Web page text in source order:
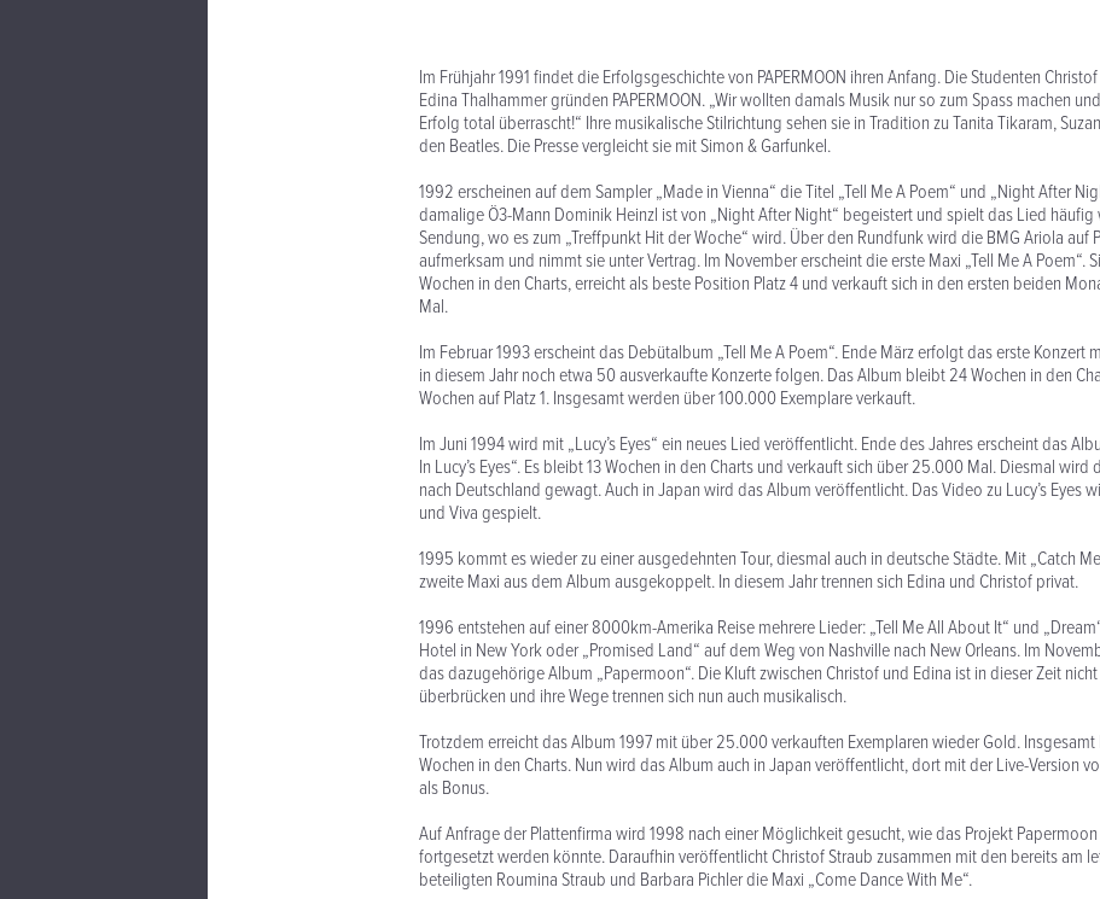
Im Frühjahr 1991 findet die Erfolgsgeschichte von PAPERMOON ihren Anfang. Die Studenten
Edina Thalhammer gründen PAPERMOON. „Wir wollten damals Musik nur so zum Spass machen
Erfolg total überrascht!“ Ihre musikalische Stilrichtung sehen sie in Tradition zu Tanita Tikaram,
den Beatles. Die Presse vergleicht sie mit Simon & Garfunkel.
1992 erscheinen auf dem Sampler „Made in Vienna“ die Titel „Tell Me A Poem“ und „Night After
damalige Ö3-Mann Dominik Heinzl ist von „Night After Night“ begeistert und spielt das Lied häufig
Sendung, wo es zum „Treffpunkt Hit der Woche“ wird. Über den Rundfunk wird die BMG Ariola auf
aufmerksam und nimmt sie unter Vertrag. Im November erscheint die erste Maxi „Tell Me A Poem“.
Wochen in den Charts, erreicht als beste Position Platz 4 und verkauft sich in den ersten beiden
Mal.
Im Februar 1993 erscheint das Debütalbum „Tell Me A Poem“. Ende März erfolgt das erste Konzert
in diesem Jahr noch etwa 50 ausverkaufte Konzerte folgen. Das Album bleibt 24 Wochen in den
Wochen auf Platz 1. Insgesamt werden über 100.000 Exemplare verkauft.
Im Juni 1994 wird mit „Lucy’s Eyes“ ein neues Lied veröffentlicht. Ende des Jahres erscheint das
In Lucy’s Eyes“. Es bleibt 13 Wochen in den Charts und verkauft sich über 25.000 Mal. Diesmal wird
nach Deutschland gewagt. Auch in Japan wird das Album veröffentlicht. Das Video zu Lucy’s Eyes
und Viva gespielt.
1995 kommt es wieder zu einer ausgedehnten Tour, diesmal auch in deutsche Städte. Mit „Catch
zweite Maxi aus dem Album ausgekoppelt. In diesem Jahr trennen sich Edina und Christof privat.
1996 entstehen auf einer 8000km-Amerika Reise mehrere Lieder: „Tell Me All About It“ und
Hotel in New York oder „Promised Land“ auf dem Weg von Nashville nach New Orleans. Im
das dazugehörige Album „Papermoon“. Die Kluft zwischen Christof und Edina ist in dieser Zeit
überbrücken und ihre Wege trennen sich nun auch musikalisch.
Trotzdem erreicht das Album 1997 mit über 25.000 verkauften Exemplaren wieder Gold. Insgesamt
Wochen in den Charts. Nun wird das Album auch in Japan veröffentlicht, dort mit der Live-Version
als Bonus.
Auf Anfrage der Plattenfirma wird 1998 nach einer Möglichkeit gesucht, wie das Projekt
fortgesetzt werden könnte. Daraufhin veröffentlicht Christof Straub zusammen mit den bereits am
beteiligten Roumina Straub und Barbara Pichler die Maxi „Come Dance With Me“.